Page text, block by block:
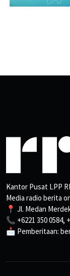
Kantor Pusat LPP
Media radio berita
📍 Jl. Medan
📞 +6221 350 0584,
📩 Pemberitaan: